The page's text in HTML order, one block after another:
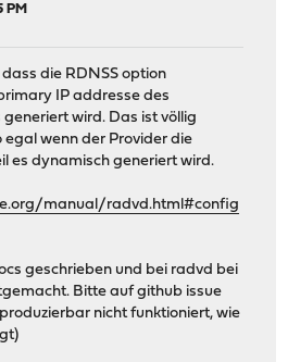
PM
die RDNSS option
IP addresse des
wird. Das ist völlig
egal wenn der Provider die
es dynamisch generiert wird.
manual/radvd.html#config
geschrieben und bei radvd bei
Bitte auf github issue
nicht funktioniert, wie